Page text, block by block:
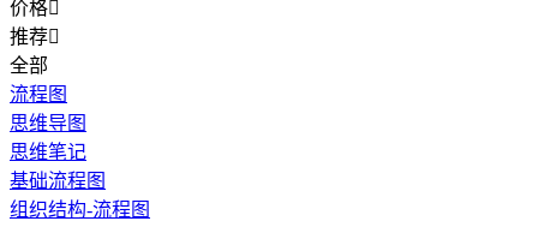
价格
推荐
全部
流程图
思维导图
思维笔记
基础流程图
组织结构-流程图